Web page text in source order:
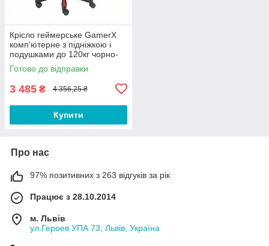
Крісло геймерське GamerX
комп'ютерне з підніжкою і
подушками до 120кг чорно-
червоне
Готово до відправки
3 485 ₴ 4 356,25 ₴
Купити
Про нас
97% позитивних з 263 відгуків за рік
Працює з 28.10.2014
м. Львів
ул.Героев УПА 73, Львів, Україна